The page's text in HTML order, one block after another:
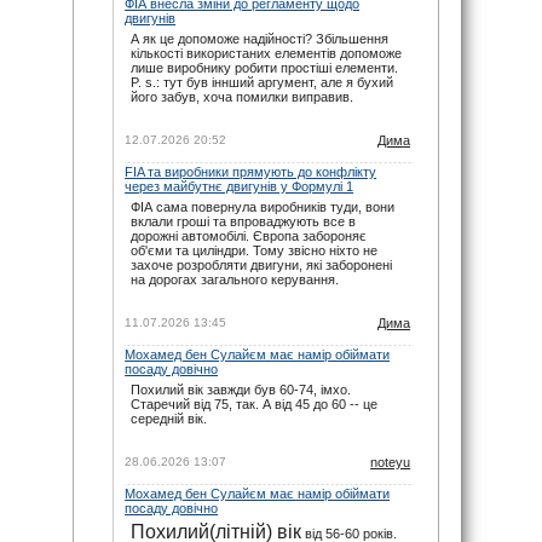
noteyu: maxizh, сорі, прикро звісно. Але
календар додається ще навесні. І буває так,
що під час сезону на офіційному сайті
вносяться зміни вже в ході сезону. Не за
всім вдається слідкувати.
29.11.25 22:02
пише на цьому сайті. Виправляйтесь, або
29.11.25 17:02
ФІА внесла зміни до регламенту щодо
двигунів
А як це допоможе надійності? Збільшення
кількості використаних елементів допоможе
лише виробнику робити простіші елементи.
P. s.: тут був іннший аргумент, але я бухий
його забув, хоча помилки виправив.
12.07.2026 20:52 Дима
FIA та виробники прямують до конфлікту
через майбутнє двигунів у Формулі 1
ФІА сама повернула виробників туди, вони
вклали гроші та впроваджують все в
дорожні автомобілі. Європа забороняє
об'єми та циліндри. Тому звісно ніхто не
захоче розробляти двигуни, які заборонені
на дорогах загального керування.
11.07.2026 13:45 Дима
Мохамед бен Сулайєм має намір обіймати
посаду довічно
Похилий вік завжди був 60-74, імхо.
Старечий від 75, так. А від 45 до 60 -- це
середній вік.
28.06.2026 13:07 noteyu
Мохамед бен Сулайєм має намір обіймати
посаду довічно
Похилий(літній) вік від 56-60 років.